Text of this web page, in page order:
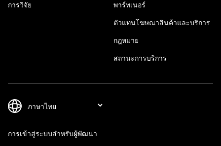
การวิจัย พาร์ทเนอร์
ตัวแทนโฆษณาสินค้าและบริการ
กฎหมาย
สถานะการบริการ
การเข้าสู่ระบบสำหรับผู้พัฒนา